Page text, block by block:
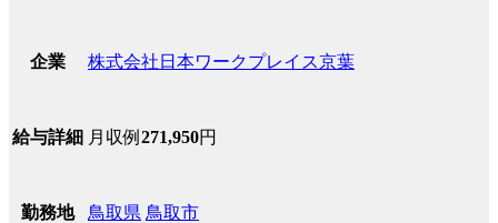
企業 株式会社日本ワークプレイス京葉
給与詳細 月収例 271,950円
勤務地 鳥取県 鳥取市